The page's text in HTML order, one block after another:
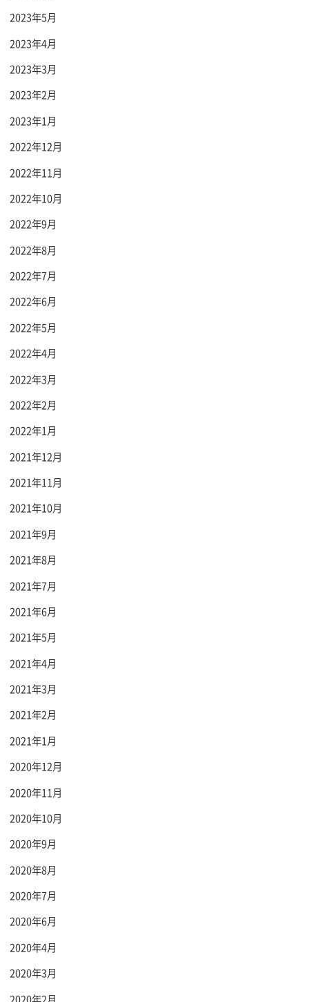
2023年5月
2023年4月
2023年3月
2023年2月
2023年1月
2022年12月
2022年11月
2022年10月
2022年9月
2022年8月
2022年7月
2022年6月
2022年5月
2022年4月
2022年3月
2022年2月
2022年1月
2021年12月
2021年11月
2021年10月
2021年9月
2021年8月
2021年7月
2021年6月
2021年5月
2021年4月
2021年3月
2021年2月
2021年1月
2020年12月
2020年11月
2020年10月
2020年9月
2020年8月
2020年7月
2020年6月
2020年4月
2020年3月
2020年2月